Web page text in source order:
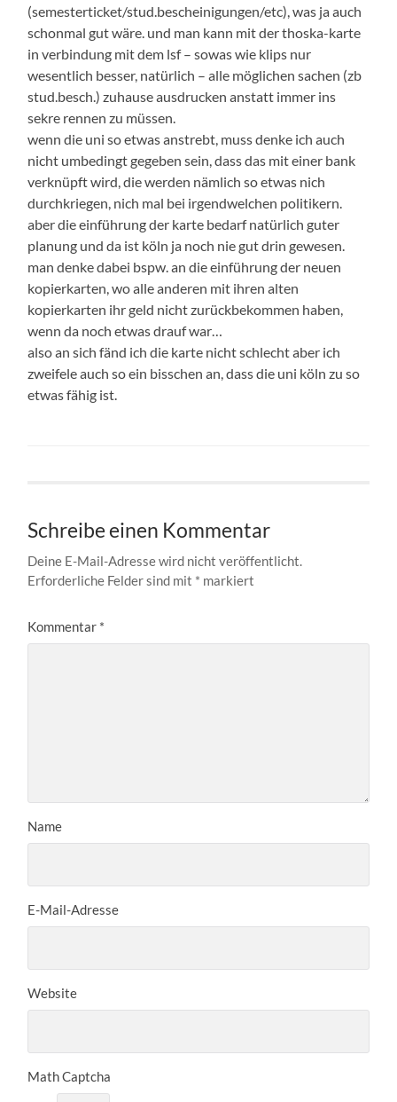
(semesterticket/stud.bescheinigungen/etc), was ja auch
schonmal gut wäre. und man kann mit der thoska-karte
in verbindung mit dem lsf – sowas wie klips nur
wesentlich besser, natürlich – alle möglichen sachen (zb
stud.besch.) zuhause ausdrucken anstatt immer ins
sekre rennen zu müssen.
wenn die uni so etwas anstrebt, muss denke ich auch
nicht umbedingt gegeben sein, dass das mit einer bank
verknüpft wird, die werden nämlich so etwas nich
durchkriegen, nich mal bei irgendwelchen politikern.
aber die einführung der karte bedarf natürlich guter
planung und da ist köln ja noch nie gut drin gewesen.
man denke dabei bspw. an die einführung der neuen
kopierkarten, wo alle anderen mit ihren alten
kopierkarten ihr geld nicht zurückbekommen haben,
wenn da noch etwas drauf war…
also an sich fänd ich die karte nicht schlecht aber ich
zweifele auch so ein bisschen an, dass die uni köln zu so
etwas fähig ist.
Schreibe einen Kommentar
Deine E-Mail-Adresse wird nicht veröffentlicht.
Erforderliche Felder sind mit * markiert
Kommentar *
Name
E-Mail-Adresse
Website
Math Captcha